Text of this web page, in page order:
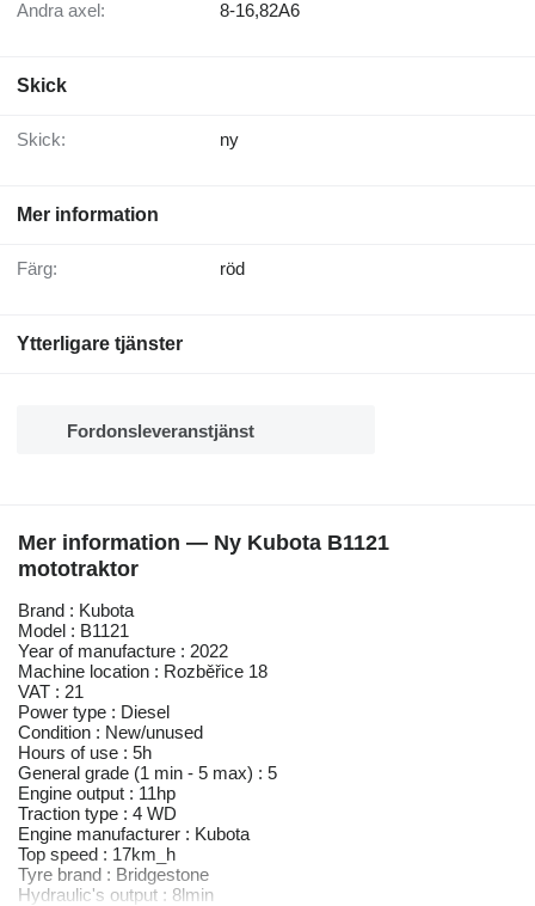
Andra axel: 8-16,82A6
Skick
Skick: ny
Mer information
Färg: röd
Ytterligare tjänster
Fordonsleveranstjänst
Mer information — Ny Kubota B1121
mototraktor
Brand : Kubota
Model : B1121
Year of manufacture : 2022
Machine location : Rozběřice 18
VAT : 21
Power type : Diesel
Condition : New/unused
Hours of use : 5h
General grade (1 min - 5 max) : 5
Engine output : 11hp
Traction type : 4 WD
Engine manufacturer : Kubota
Top speed : 17km_h
Tyre brand : Bridgestone
Hydraulic's output : 8lmin